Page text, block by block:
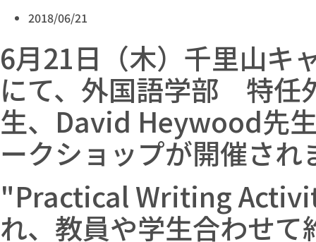
2018/06/21
6月21日（木）千里山
にて、外国語学部 特任
生、David Heywood先
ークショップが開催され
"Practical Writing
れ、教員や学生合わせ